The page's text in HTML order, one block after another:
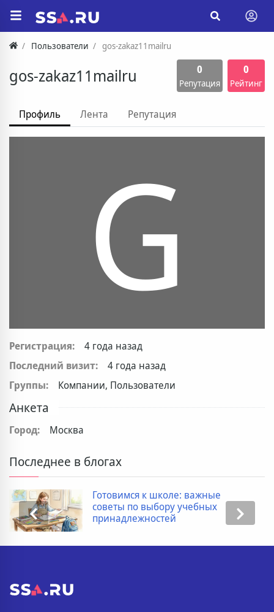
Пользователи gos-zakaz11mailru
gos-zakaz11mailru 0
Репутация
0
Рейтинг
Профиль Лента Репутация
G
Регистрация:
4 года назад
Последний визит:
4 года назад
Группы:
Компании, Пользователи
Анкета
Город: Москва
Последнее в блогах
Готовимся к школе: важные
советы по выбору учебных
принадлежностей